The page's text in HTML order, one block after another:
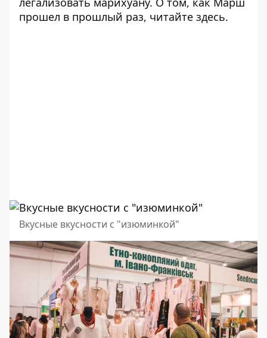
прошел в прошлый раз, читайте здесь.
Вкусные вкусности с "изюминкой"